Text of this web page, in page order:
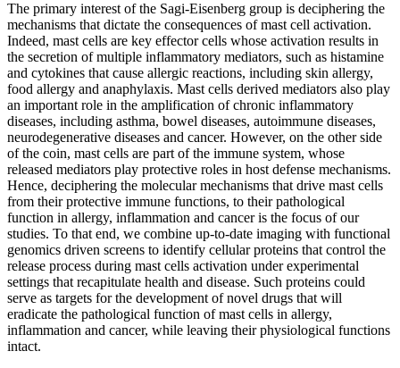
The primary interest of the Sagi-Eisenberg group is deciphering the
mechanisms that dictate the consequences of mast cell activation.
Indeed, mast cells are key effector cells whose activation results in
the secretion of multiple inflammatory mediators, such as histamine
and cytokines that cause allergic reactions, including skin allergy,
food allergy and anaphylaxis. Mast cells derived mediators also play
an important role in the amplification of chronic inflammatory
diseases, including asthma, bowel diseases, autoimmune diseases,
neurodegenerative diseases and cancer. However, on the other side
of the coin, mast cells are part of the immune system, whose
released mediators play protective roles in host defense mechanisms.
Hence, deciphering the molecular mechanisms that drive mast cells
from their protective immune functions, to their pathological
function in allergy, inflammation and cancer is the focus of our
studies. To that end, we combine up-to-date imaging with functional
genomics driven screens to identify cellular proteins that control the
release process during mast cells activation under experimental
settings that recapitulate health and disease. Such proteins could
serve as targets for the development of novel drugs that will
eradicate the pathological function of mast cells in allergy,
inflammation and cancer, while leaving their physiological functions
intact.